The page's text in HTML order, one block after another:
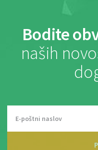
Bodite
naših